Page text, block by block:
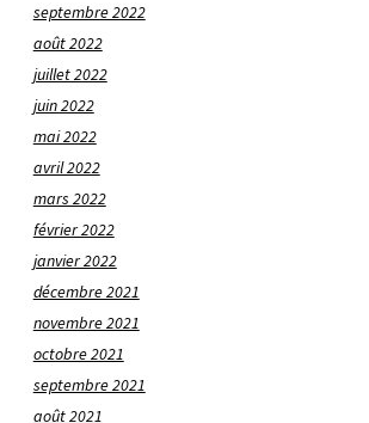
septembre 2022
août 2022
juillet 2022
juin 2022
mai 2022
avril 2022
mars 2022
février 2022
janvier 2022
décembre 2021
novembre 2021
octobre 2021
septembre 2021
août 2021